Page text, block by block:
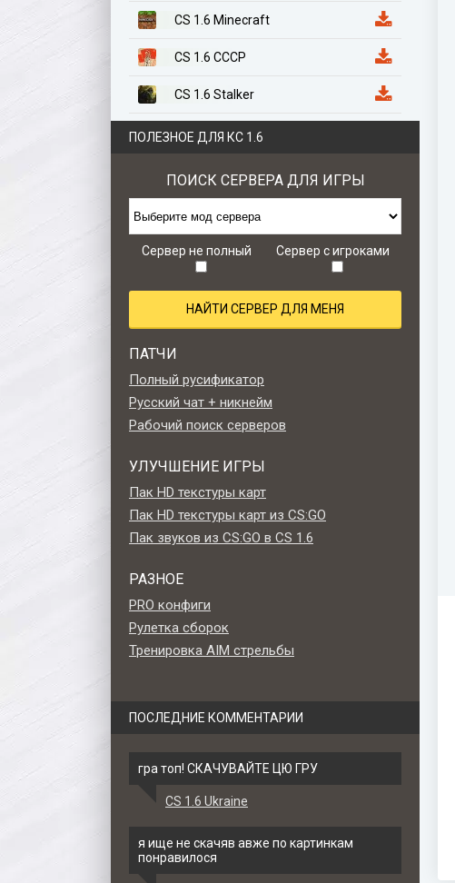
Синяя трещина» для CS 1.6
Северный лес» для CS 1.6
CS 1.6 Minecraft
CS 1.6 СССР
CS 1.6 Stalker
CS 1.6 Казахстан
CS 1.6 Retro edition
ПОЛЕЗНОЕ ДЛЯ КС 1.6
ПОИСК СЕРВЕРА ДЛЯ ИГРЫ
Сервер не полный Сервер с игроками
НАЙТИ СЕРВЕР ДЛЯ МЕНЯ
ПАТЧИ
Полный русификатор
Русский чат + никнейм
Рабочий поиск серверов
УЛУЧШЕНИЕ ИГРЫ
Пак HD текстуры карт
Пак HD текстуры карт из CS:GO
Пак звуков из CS:GO в CS 1.6
РАЗНОЕ
PRO конфиги
Рулетка сборок
Тренировка AIM стрельбы
ПОСЛЕДНИЕ КОММЕНТАРИИ
гра топ! СКАЧУВАЙТЕ ЦЮ ГРУ
CS 1.6 Ukraine
я ище не скачяв авже по картинкам
понравилося